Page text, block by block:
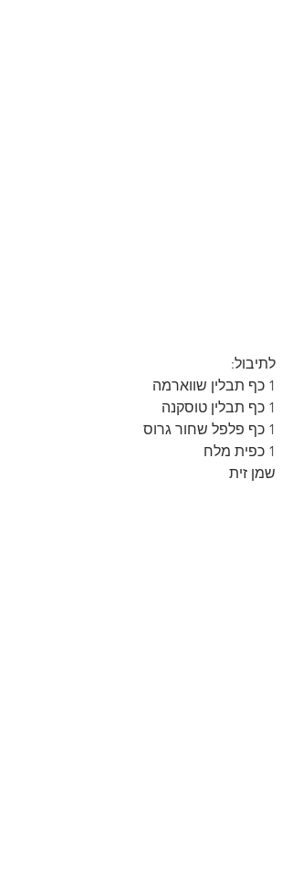
לתיבול:
1 כף תבלין שווארמה
1 כף תבלין טוסקנה
1 כף פלפל שחור גרוס
1 כפית מלח
שמן זית